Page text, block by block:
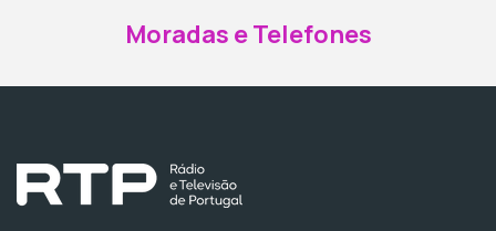
Moradas e Telefones